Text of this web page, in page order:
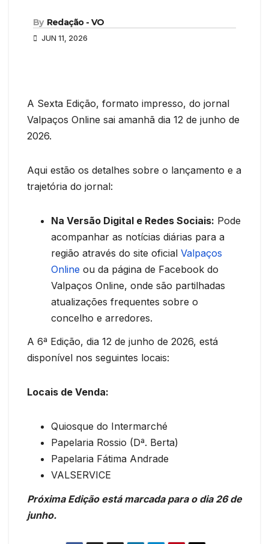
By Redação - VO
JUN 11, 2026
A Sexta Edição, formato impresso, do jornal
Valpaços Online sai amanhã dia 12 de junho de
2026.
Aqui estão os detalhes sobre o lançamento e a
trajetória do jornal:
Na Versão Digital e Redes Sociais: Pode
acompanhar as notícias diárias para a
região através do site oficial Valpaços
Online ou da página de Facebook do
Valpaços Online, onde são partilhadas
atualizações frequentes sobre o
concelho e arredores.
A 6ª Edição, dia 12 de junho de 2026, está
disponível nos seguintes locais:
Locais de Venda:
Quiosque do Intermarché
Papelaria Rossio (Dª. Berta)
Papelaria Fátima Andrade
VALSERVICE
Próxima Edição está marcada para o dia 26 de
junho.